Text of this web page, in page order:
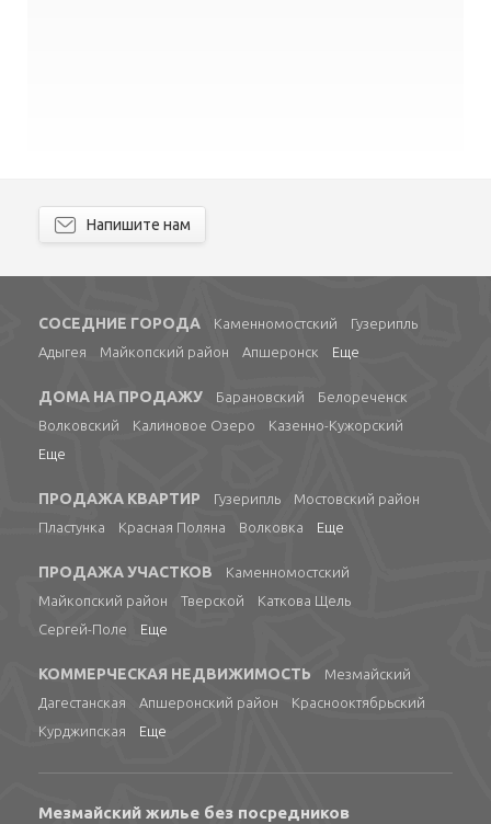
Напишите нам
СОСЕДНИЕ ГОРОДА Каменномостский
Гузерипль
Адыгея
Майкопский район Апшеронск Еще
ДОМА НА ПРОДАЖУ Барановский
Белореченск
Волковский
Калиновое Озеро
Казенно-Кужорский
Еще
ПРОДАЖА КВАРТИР Гузерипль
Мостовский район
Пластунка
Красная Поляна Волковка Еще
ПРОДАЖА УЧАСТКОВ
Каменномостский
Майкопский район
Тверской
Каткова Щель
Сергей-Поле
Еще
КОММЕРЧЕСКАЯ НЕДВИЖИМОСТЬ
Мезмайский
Дагестанская
Апшеронский район
Краснооктябрьский
Курджипская
Еще
Мезмайский жилье без посредников